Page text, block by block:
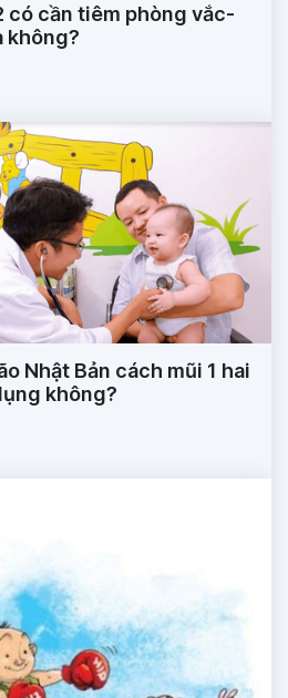
có cần tiêm phòng vắc-
không?
Nhật Bản cách mũi 1 hai
không?